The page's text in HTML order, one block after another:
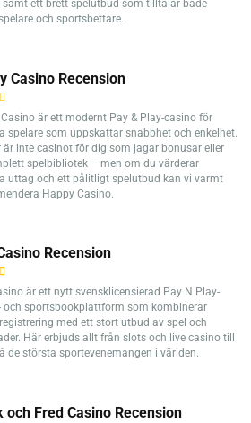
samt ett brett spelutbud som tilltalar både
och sportsbettare.
Casino Recension
är ett modernt Pay & Play-casino för
spelare som uppskattar snabbhet och enkelhet.
är inte casinot för dig som jagar bonusar eller
spelbibliotek – men om du värderar
uttag och ett pålitligt spelutbud kan vi varmt
Happy Casino.
Recension
är ett nytt svensklicensierad Pay N Play-
och sportsbookplattform som kombinerar
med ett stort utbud av spel och
Här erbjuds allt från slots och live casino till
de största sportevenemangen i världen.
och Fred Casino Recension